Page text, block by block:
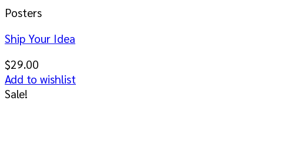
Posters
Ship Your Idea
$29.00
Add to wishlist
Sale!